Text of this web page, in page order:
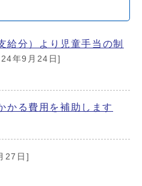
給分）より児童手当の制
年9月24日]
かる費用を補助します
27日]